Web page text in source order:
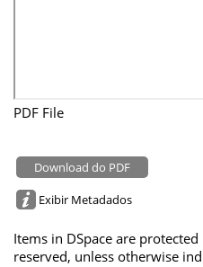
PDF File
Download do PDF
Exibir Metadados
Items in DSpace are
reserved, unless otherwise